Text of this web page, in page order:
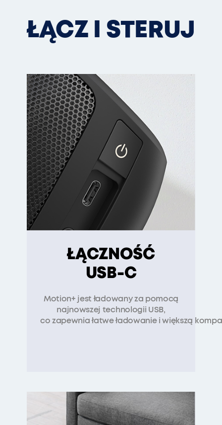
ŁĄCZ I STERUJ
ŁĄCZNOŚĆ
USB-C
Motion+ jest ładowany za pomocą
najnowszej technologii USB,
co zapewnia łatwe ładowanie i większą